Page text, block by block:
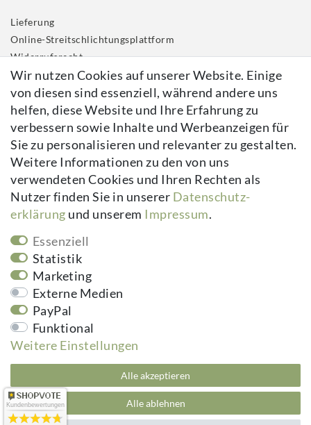
Lieferung
Online-Streitschlichtungsplattform
Widerrufs­recht
Impressum
Daten­schutz­erklärung
AGB
Kontakt
Vertrag widerrufen
Newsletter
E-MAIL **
Newsletter
Hiermit bestätige ich, dass ich die
Meine Einwilligung kann ich jederzeit widerrufen.**
Wir nutzen Cookies auf unserer Website. Einige
von diesen sind essenziell, während andere uns
helfen, diese Website und Ihre Erfahrung zu
verbessern sowie Inhalte und Werbeanzeigen für
Sie zu personalisieren und relevanter zu gestalten.
Weitere Informationen zu den von uns
verwendeten Cookies und Ihren Rechten als
Nutzer finden Sie in unserer Daten­schutz­
erklärung und unserem Impressum.
Essenziell
Statistik
Marketing
Externe Medien
PayPal
Funktional
Weitere Einstellungen
Alle akzeptieren
Alle ablehnen
kuheiga.com - Ihr Online Shop für Gartenzubehör & Wohnaccessoires | Alle
Preise inkl. ges. MwSt. zzgl.Versandkosten
plentymarkets Template von
Plenty Lions
Kundenbewertungen